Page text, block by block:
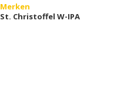
Merken
St. Christoffel W-IPA